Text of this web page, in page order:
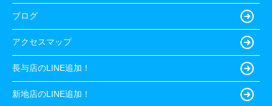
ブログ
アクセスマップ
長与店のLINE追加！
新地店のLINE追加！